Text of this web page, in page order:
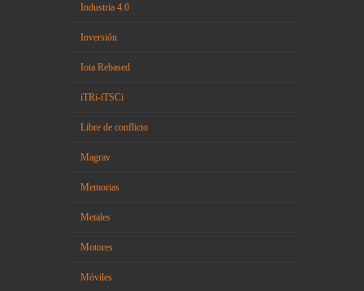
Industria 4.0
Inversión
Iota Rebased
iTRi-iTSCi
Libre de conflicto
Magrav
Memorias
Metales
Motores
Móviles